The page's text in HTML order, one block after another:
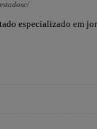
especializado em